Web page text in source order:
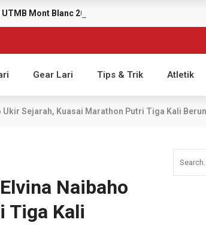
Mont Blanc 2026
Gear Lari Tips & Trik Atletik
Ukir Sejarah, Kuasai Marathon Putri Tiga Kali
Naibaho
Tiga Kali